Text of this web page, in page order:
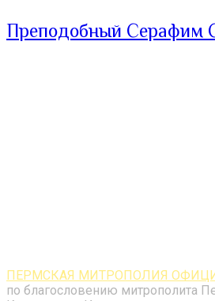
Преподобный Серафим
ПЕРМСКАЯ МИТРОПОЛИЯ
по благословению митрополита